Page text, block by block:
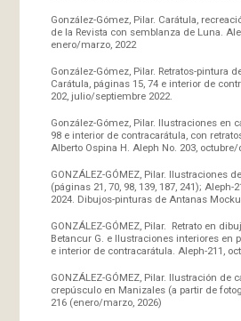
González-Gómez, Pilar. Carátula,
de la Revista con semblanza de Luna.
enero/marzo, 2022
González-Gómez, Pilar. Retratos-pintura
Carátula, páginas 15, 74 e interior de
202, julio/septiembre 2022.
González-Gómez, Pilar. Ilustraciones en
98 e interior de contracarátula, con
Alberto Ospina H. Aleph No. 203,
GONZÁLEZ-GÓMEZ, Pilar. Ilustraciones
(páginas 21, 70, 98, 139, 187, 241);
2024. Dibujos-pinturas de Antanas
GONZÁLEZ-GÓMEZ, Pilar. Retrato en
Betancur G. e Ilustraciones interiores en
e interior de contracarátula. Aleph-211,
GONZÁLEZ-GÓMEZ, Pilar. Ilustración de
crepúsculo en Manizales (a partir de
216 (enero/marzo, 2026)